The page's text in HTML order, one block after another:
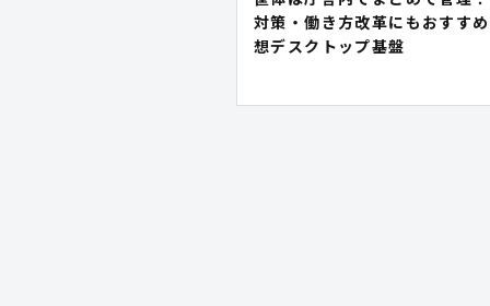
対策・働き方改革にもおすす
想デスクトップ基盤